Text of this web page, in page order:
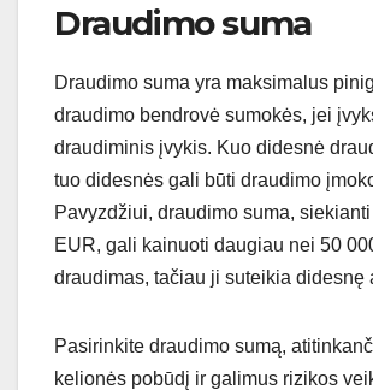
Draudimo suma
Draudimo suma yra maksimalus
draudimo bendrovė sumokės, jei
draudiminis įvykis. Kuo didesnė
tuo didesnės gali būti draudimo
Pavyzdžiui, draudimo suma,
EUR, gali kainuoti daugiau nei 50
draudimas, tačiau ji suteikia didesnę
Pasirinkite draudimo sumą,
kelionės pobūdį ir galimus rizikos